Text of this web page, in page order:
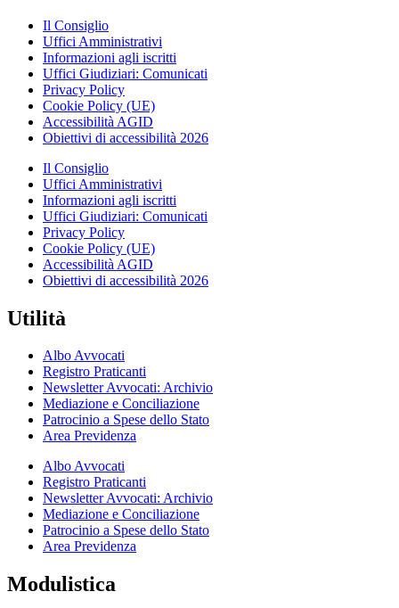
Il Consiglio
Uffici Amministrativi
Informazioni agli iscritti
Uffici Giudiziari: Comunicati
Privacy Policy
Cookie Policy (UE)
Accessibilità AGID
Obiettivi di accessibilità 2026
Il Consiglio
Uffici Amministrativi
Informazioni agli iscritti
Uffici Giudiziari: Comunicati
Privacy Policy
Cookie Policy (UE)
Accessibilità AGID
Obiettivi di accessibilità 2026
Utilità
Albo Avvocati
Registro Praticanti
Newsletter Avvocati: Archivio
Mediazione e Conciliazione
Patrocinio a Spese dello Stato
Area Previdenza
Albo Avvocati
Registro Praticanti
Newsletter Avvocati: Archivio
Mediazione e Conciliazione
Patrocinio a Spese dello Stato
Area Previdenza
Modulistica